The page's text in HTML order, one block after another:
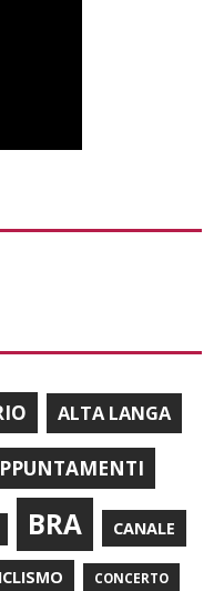
ALTA LANGA
BRA CANALE
CONCERTO